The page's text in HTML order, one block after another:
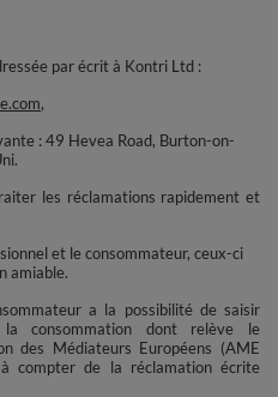
par écrit à Kontri Ltd :
,
: 49 Hevea Road, Burton-on-
les réclamations rapidement et
et le consommateur, ceux-ci
amiable.
a la possibilité de saisir
consommation dont relève le
des Médiateurs Européens (AME
compter de la réclamation écrite